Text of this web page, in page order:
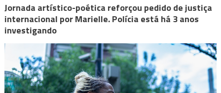
Jornada artístico-poética reforçou pedido de justiça
internacional por Marielle. Polícia está há 3 anos
investigando